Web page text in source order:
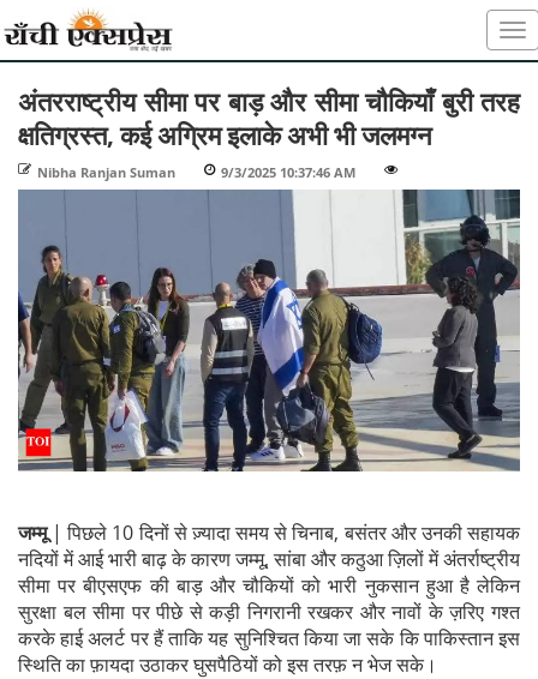
अंतरराष्ट्रीय सीमा पर बाड़ और सीमा चौकियाँ बुरी तरह
क्षतिग्रस्त, कई अग्रिम इलाके अभी भी जलमग्न
Nibha Ranjan Suman 9/3/2025 10:37:46 AM
जम्मू| पिछले 10 दिनों से ज़्यादा समय से चिनाब, बसंतर और उनकी सहायक
नदियों में आई भारी बाढ़ के कारण जम्मू, सांबा और कठुआ ज़िलों में अंतर्राष्ट्रीय
सीमा पर बीएसएफ की बाड़ और चौकियों को भारी नुकसान हुआ है लेकिन
सुरक्षा बल सीमा पर पीछे से कड़ी निगरानी रखकर और नावों के ज़रिए गश्त
करके हाई अलर्ट पर हैं ताकि यह सुनिश्चित किया जा सके कि पाकिस्तान इस
स्थिति का फ़ायदा उठाकर घुसपैठियों को इस तरफ़ न भेज सके।